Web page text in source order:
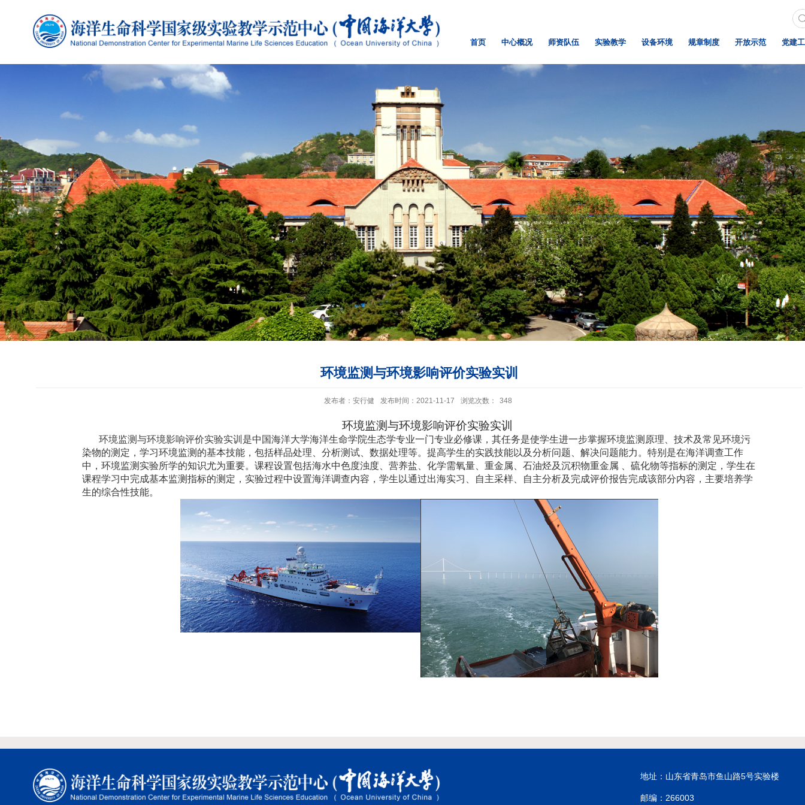
首页 中心概况 师资队伍 实验教学 设备环境 规章制度 开放示范 党建
环境监测与环境影响评价实验实训
发布者：安行健 发布时间：2021-11-17 浏览次数： 348
环境监测与环境影响评价实验实训
环境监测与环境影响评价实验实训 是中国海洋大学海洋生命学院生态学专业一门专业必修课，其任务是使学生进一步掌握环境监测原理、技术及常见环境污
染物的测定，学习环境监测的基本技能，包括样品处理、分析测试、数据处理等。提高学生的实践技能以及分析问题、解决问题能力。特别是在海洋调查工作
中，环境监测实验所学的知识尤为重要。课程设置包括海水中色度浊度、营养盐、化学需氧量、重金属、石油烃及沉积物重金属 、硫化物等指标的测定，学生在
课程学习中完成基本监测指标的测定，实验过程中设置海洋调查内容，学生以通过出海实习、自主采样、自主分析及完成评价报告完成该部分内容，主要培养学
生的综合性技能。
地址：山东省青岛市鱼山路5号实验楼
邮编：266003